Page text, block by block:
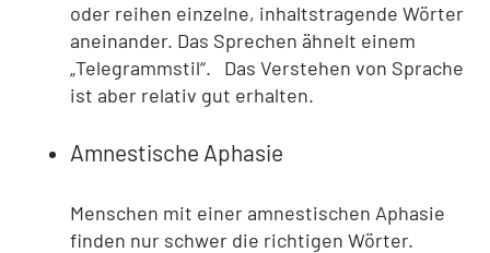
oder reihen einzelne, inhaltstragende Wörter
aneinander. Das Sprechen ähnelt einem
„Telegrammstil“. Das Verstehen von Sprache
ist aber relativ gut erhalten.
Amnestische Aphasie
Menschen mit einer amnestischen Aphasie
finden nur schwer die richtigen Wörter.